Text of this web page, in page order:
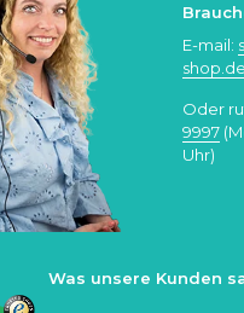
E-mail:
shop.de
Oder
9997
Uhr)
Was unsere Kunden